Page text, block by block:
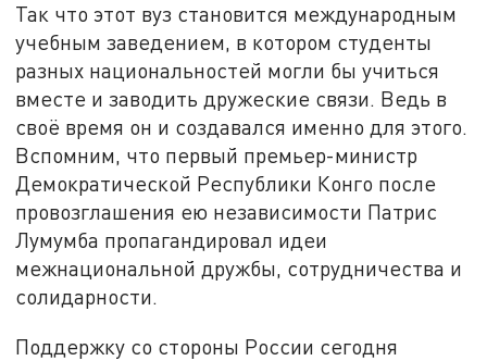
Так что этот вуз становится международным
учебным заведением, в котором студенты
разных национальностей могли бы учиться
вместе и заводить дружеские связи. Ведь в
своё время он и создавался именно для этого.
Вспомним, что первый премьер-министр
Демократической Республики Конго после
провозглашения ею независимости Патрис
Лумумба пропагандировал идеи
межнациональной дружбы, сотрудничества и
солидарности.
Поддержку со стороны России сегодня